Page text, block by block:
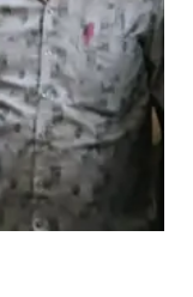
मि
ल
ने
से
म
ची
फ